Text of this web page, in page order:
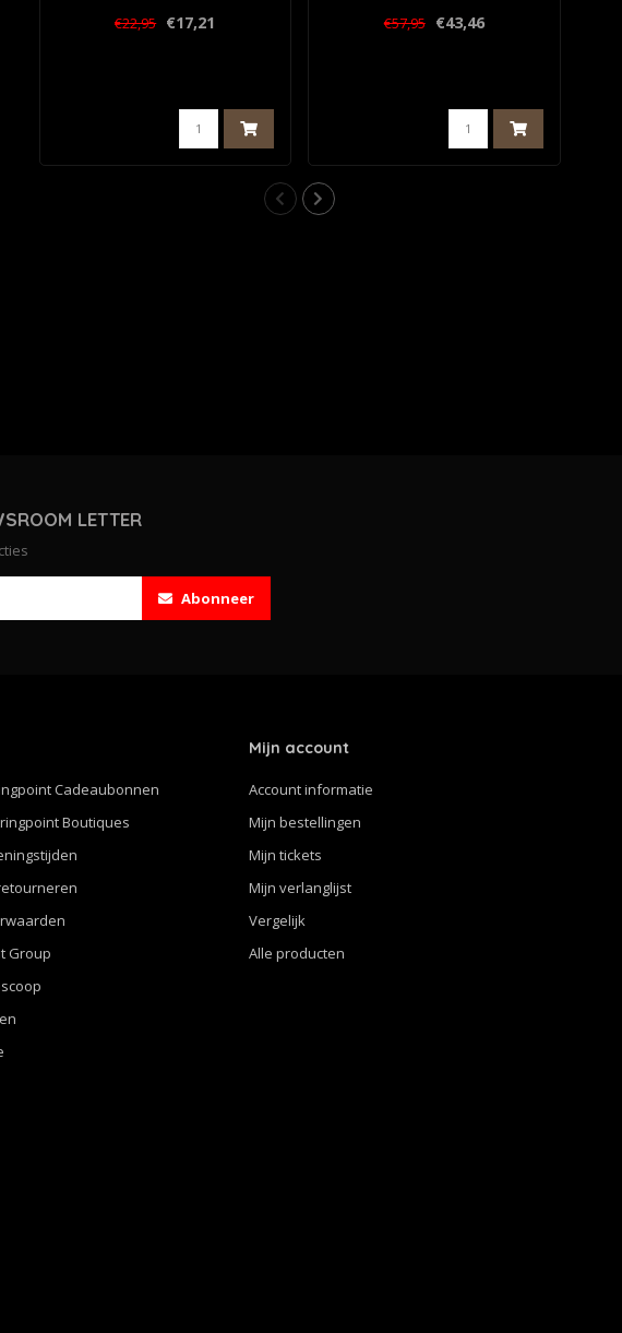
€22,95 €17,21 €57,95 €43,46
LETTER
Abonneer
Cadeaubonnen
Boutiques
Group
Mijn account
Account informatie
Mijn bestellingen
Mijn tickets
Mijn verlanglijst
Vergelijk
Alle producten